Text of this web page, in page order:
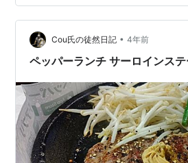
選びました。 セットは、お茶とサ
茶とサラダが来ました。 次にメイ
Rice！ かなり熱そうです…。 ソース
いきます。 かなり脂が飛び…
Cou氏の徒然日記 • 4年前
ペッパーランチ サーロインス